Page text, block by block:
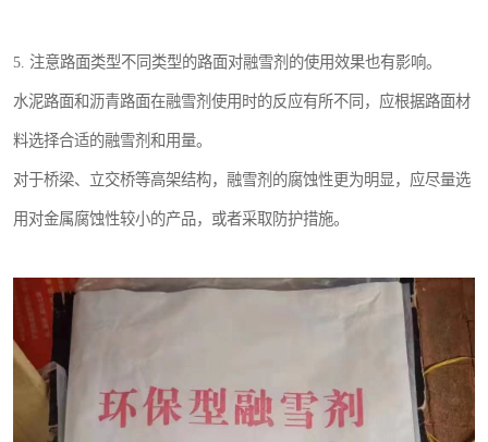
5. 注意路面类型不同类型的路面对融雪剂的使用效果也有影响。
水泥路面和沥青路面在融雪剂使用时的反应有所不同，应根据路面材
料选择合适的融雪剂和用量。
对于桥梁、立交桥等高架结构，融雪剂的腐蚀性更为明显，应尽量选
用对金属腐蚀性较小的产品，或者采取防护措施。